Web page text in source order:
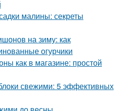
малины: секреты
на зиму: как
огурчики
как в магазине: простой
свежими: 5 эффективных